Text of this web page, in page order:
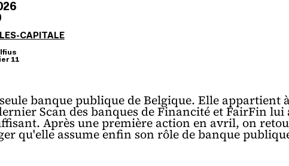
CAPITALE
11
banque publique de Belgique. Elle appartient
Scan des banques de Financité et FairFin
Après une première action en avril, on
qu'elle assume enfin son rôle de banque